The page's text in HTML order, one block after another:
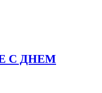
С ДНЕМ